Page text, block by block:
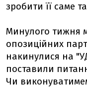
зробити її саме
Минулого тижня
опозиційних
накинулися на
поставили
Чи